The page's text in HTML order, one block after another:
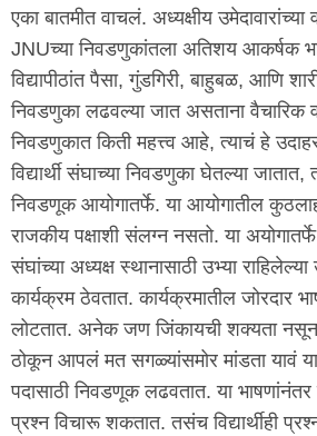
एका बातमीत वाचलं. अध्यक्षीय उमेदावारांच्या
JNUच्या निवडणुकांतला अतिशय आकर्षक
विद्यापीठांत पैसा, गुंडगिरी, बाहुबळ, आणि
निवडणुका लढवल्या जात असताना वैचारिक
निवडणुकात किती महत्त्व आहे, त्याचं हे
विद्यार्थी संघाच्या निवडणुका घेतल्या जातात,
निवडणूक आयोगातर्फे. या आयोगातील कुठलाही
राजकीय पक्षाशी संलग्न नसतो. या अयोगातर्फे
संघांच्या अध्यक्ष स्थानासाठी उभ्या राहिलेल्या
कार्यक्रम ठेवतात. कार्यक्रमातील जोरदार
लोटतात. अनेक जण जिंकायची शक्यता
ठोकून आपलं मत सगळ्यांसमोर मांडता यावं या
पदासाठी निवडणूक लढवतात. या
प्रश्न विचारू शकतात. तसंच विद्यार्थीही